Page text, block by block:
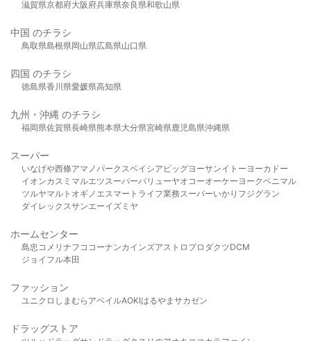
滋賀県京都府大阪府兵庫県奈良県和歌山県
中国 のチラシ
鳥取県島根県岡山県広島県山口県
四国 のチラシ
徳島県香川県愛媛県高知県
九州・沖縄 のチラシ
福岡県佐賀県長崎県熊本県大分県宮崎県鹿児島県沖縄県
スーパー
いなげや西條アマノパークスベイシア ビッグヨーサンイトーヨーカドー
イオンカスミ マルエツスーパーバリューヤオコーオーケー ヨークベニマル
ツルヤマルト オギノ エスマート ライフ業務スーパーいかり フジグラン
ダイレックスサンエーイズミヤ
ホームセンター
島忠 コメリ ナフコ コーナンカインズアストロプロダクツDCM
ジョイフル本田
ファッション
ユニクロ しまむら アベイルAOKIはるやま サカゼン
ドラッグストア